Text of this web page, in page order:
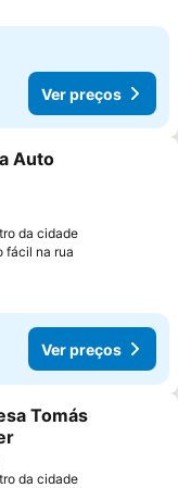
Ver preços
favoritos
Auto
da cidade
fácil na rua
Ver preços
favoritos
Tomás
da cidade